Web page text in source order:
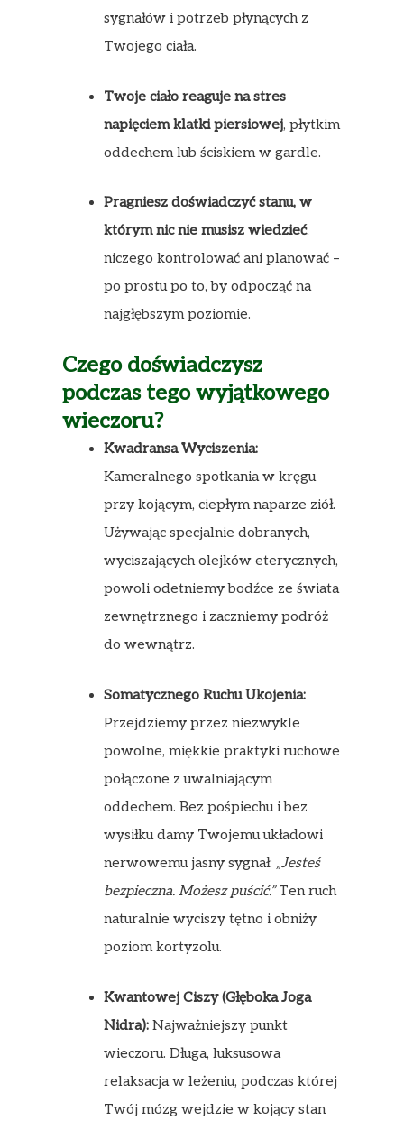
sygnałów i potrzeb płynących z
Twojego ciała.
Twoje ciało reaguje na stres
napięciem klatki piersiowej, płytkim
oddechem lub ściskiem w gardle.
Pragniesz doświadczyć stanu, w
którym nic nie musisz wiedzieć,
niczego kontrolować ani planować –
po prostu po to, by odpocząć na
najgłębszym poziomie.
Czego doświadczysz
podczas tego wyjątkowego
wieczoru?
Kwadransa Wyciszenia:
Kameralnego spotkania w kręgu
przy kojącym, ciepłym naparze ziół.
Używając specjalnie dobranych,
wyciszających olejków eterycznych,
powoli odetniemy bodźce ze świata
zewnętrznego i zaczniemy podróż
do wewnątrz.
Somatycznego Ruchu Ukojenia:
Przejdziemy przez niezwykle
powolne, miękkie praktyki ruchowe
połączone z uwalniającym
oddechem. Bez pośpiechu i bez
wysiłku damy Twojemu układowi
nerwowemu jasny sygnał: „Jesteś
bezpieczna. Możesz puścić.”Ten ruch
naturalnie wyciszy tętno i obniży
poziom kortyzolu.
Kwantowej Ciszy (Głęboka Joga
Nidra): Najważniejszy punkt
wieczoru. Długa, luksusowa
relaksacja w leżeniu, podczas której
Twój mózg wejdzie w kojący stan